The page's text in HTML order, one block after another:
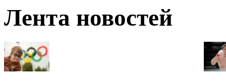
Лента новостей